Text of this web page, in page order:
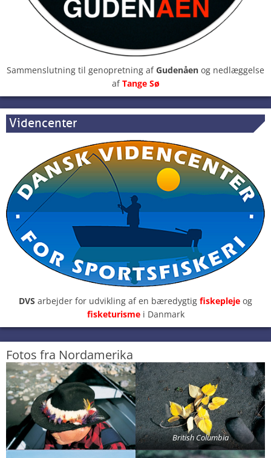
Sammenslutning til genopretning afGudenåen og nedlæggelse
afTange Sø
Videncenter
DVS arbejder for udvikling af en bæredygtig fiskepleje og
fisketurisme i Danmark
Fotos fra Nordamerika
British Columbia